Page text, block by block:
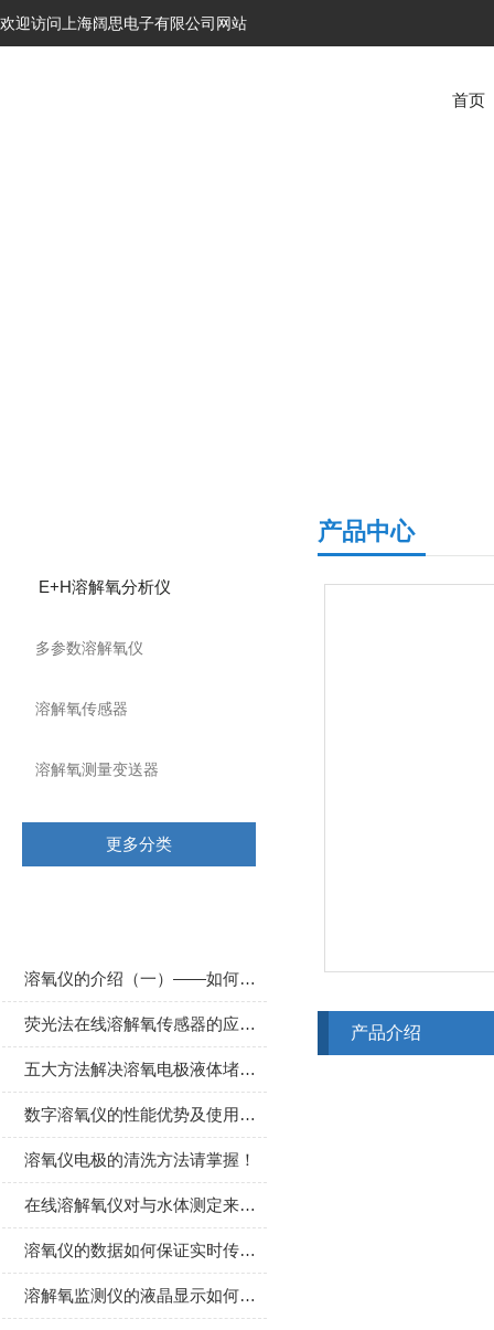
欢迎访问上海阔思电子有限公司网站
首页
E+H溶解氧分析仪
多参数溶解氧仪
溶解氧传感器
溶解氧测量变送器
更多分类
溶氧仪的介绍（一）——如何选择合适的溶氧仪
荧光法在线溶解氧传感器的应用领域详解
五大方法解决溶氧电极液体堵塞问题
数字溶氧仪的性能优势及使用注意事项
溶氧仪电极的清洗方法请掌握！
在线溶解氧仪对与水体测定来说有何作用？
溶氧仪的数据如何保证实时传输？
溶解氧监测仪的液晶显示如何看懂？
产品中心
产品介绍